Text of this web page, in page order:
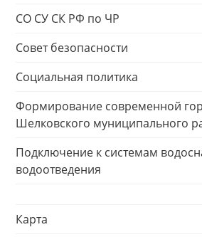
СО СУ СК РФ по ЧР
Совет безопасности
Социальная политика
Формирование современной
Шелковского муниципального
Подключение к системам
водоотведения
Карта